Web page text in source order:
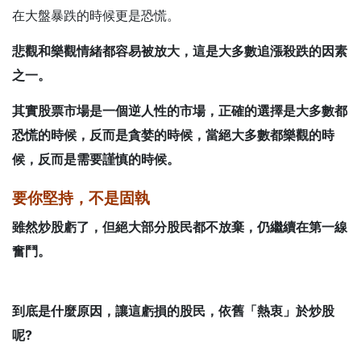
在大盤暴跌的時候更是恐慌。
悲觀和樂觀情緒都容易被放大，這是大多數追漲殺跌的因素
之一。
其實股票市場是一個逆人性的市場，正確的選擇是大多數都
恐慌的時候，反而是貪婪的時候，當絕大多數都樂觀的時
候，反而是需要謹慎的時候。
要你堅持，不是固執
雖然炒股虧了，但絕大部分股民都不放棄，仍繼續在第一線
奮鬥。
到底是什麼原因，讓這虧損的股民，依舊「熱衷 」於炒股
呢?